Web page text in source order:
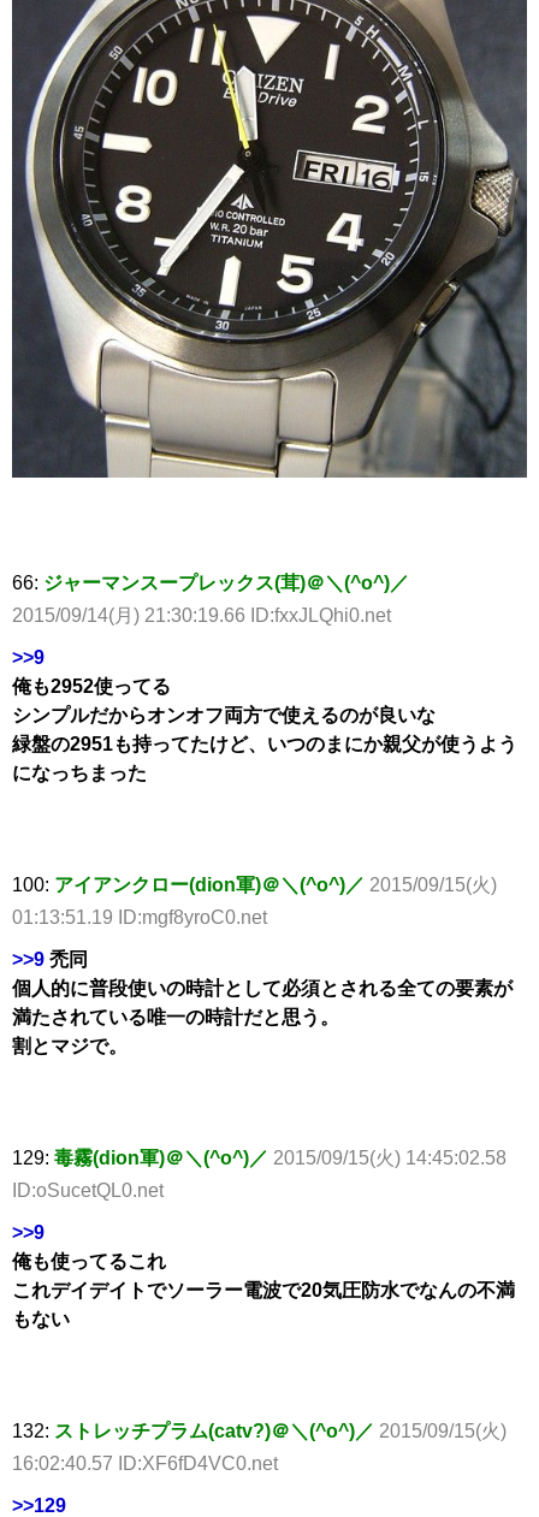
66: ジャーマンスープレックス(茸)＠＼(^o^)／
2015/09/14(月) 21:30:19.66 ID:fxxJLQhi0.net
>>9
俺も2952使ってる
シンプルだからオンオフ両方で使えるのが良いな
緑盤の2951も持ってたけど、いつのまにか親父が使うよう
になっちまった
100: アイアンクロー(dion軍)＠＼(^o^)／ 2015/09/15(火)
01:13:51.19 ID:mgf8yroC0.net
>>9 禿同
個人的に普段使いの時計として必須とされる全ての要素が
満たされている唯一の時計だと思う。
割とマジで。
129: 毒霧(dion軍)＠＼(^o^)／ 2015/09/15(火) 14:45:02.58
ID:oSucetQL0.net
>>9
俺も使ってるこれ
これデイデイトでソーラー電波で20気圧防水でなんの不満
もない
132: ストレッチプラム(catv?)＠＼(^o^)／ 2015/09/15(火)
16:02:40.57 ID:XF6fD4VC0.net
>>129